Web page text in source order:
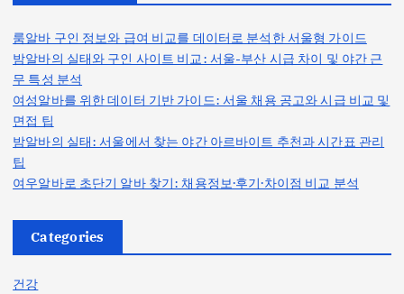
룸알바 구인 정보와 급여 비교를 데이터로 분석한 서울형 가이드
밤알바의 실태와 구인 사이트 비교: 서울-부산 시급 차이 및 야간 근
무 특성 분석
여성알바를 위한 데이터 기반 가이드: 서울 채용 공고와 시급 비교 및
면접 팁
밤알바의 실태: 서울에서 찾는 야간 아르바이트 추천과 시간표 관리
팁
여우알바로 초단기 알바 찾기: 채용정보·후기·차이점 비교 분석
Categories
건강